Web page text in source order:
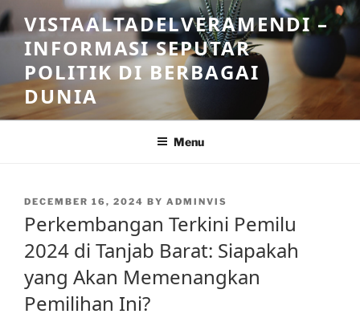
Skip
to
content
VISTAALTADELVERAMENDI –
INFORMASI SEPUTAR
POLITIK DI BERBAGAI
DUNIA
Menu
POSTED
DECEMBER 16, 2024 BY ADMINVIS
Perkembangan Terkini Pemilu
2024 di Tanjab Barat: Siapakah
yang Akan Memenangkan
Pemilihan Ini?